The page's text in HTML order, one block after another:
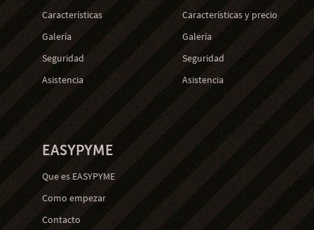
Características
Galería
Seguridad
Asistencia
Características y precio
Galería
Seguridad
Asistencia
EASYPYME
Que es EASYPYME
Como empezar
Contacto